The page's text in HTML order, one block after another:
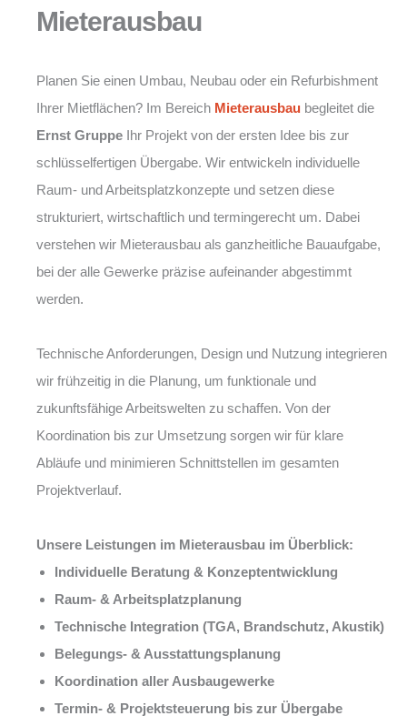
Mieterausbau
Planen Sie einen Umbau, Neubau oder ein Refurbishment
Ihrer Mietflächen? Im Bereich Mieterausbau begleitet die
Ernst Gruppe Ihr Projekt von der ersten Idee bis zur
schlüsselfertigen Übergabe. Wir entwickeln individuelle
Raum- und Arbeitsplatzkonzepte und setzen diese
strukturiert, wirtschaftlich und termingerecht um. Dabei
verstehen wir Mieterausbau als ganzheitliche Bauaufgabe,
bei der alle Gewerke präzise aufeinander abgestimmt
werden.
Technische Anforderungen, Design und Nutzung integrieren
wir frühzeitig in die Planung, um funktionale und
zukunftsfähige Arbeitswelten zu schaffen. Von der
Koordination bis zur Umsetzung sorgen wir für klare
Abläufe und minimieren Schnittstellen im gesamten
Projektverlauf.
Unsere Leistungen im Mieterausbau im Überblick:
Individuelle Beratung & Konzeptentwicklung
Raum- & Arbeitsplatzplanung
Technische Integration (TGA, Brandschutz, Akustik)
Belegungs- & Ausstattungsplanung
Koordination aller Ausbaugewerke
Termin- & Projektsteuerung bis zur Übergabe